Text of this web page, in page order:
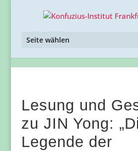
Seite wählen
Lesung und
zu JIN Yong:
Legende der